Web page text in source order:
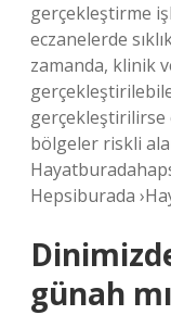
gerçekleştirme
eczanelerde
zamanda, klinik
gerçekleştirilirse
bölgeler riskli
Hepsiburada
günah